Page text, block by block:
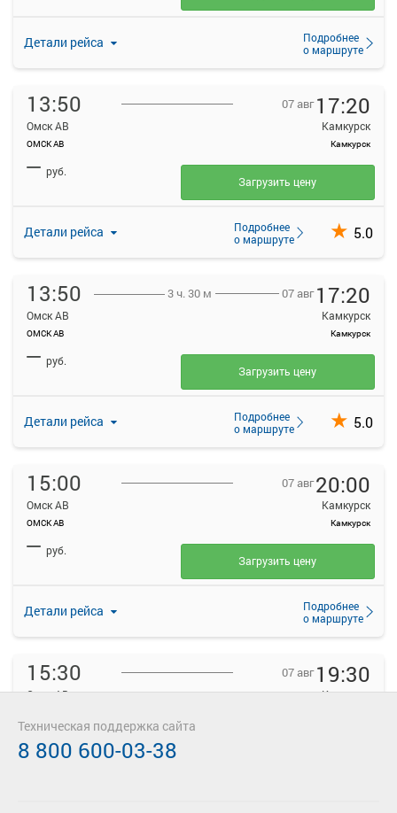
Детали рейса
Подробнее
о маршруте
13:50
Омск АВ
ОМСК АВ
07 авг 17:20
Камкурск
Камкурск
Детали рейса
Подробнее
о маршруте
5.0
— руб.
Загрузить цену
13:50
Омск АВ
ОМСК АВ
3 ч. 30 м 07 авг 17:20
Камкурск
Камкурск
Детали рейса
Подробнее
о маршруте
5.0
— руб.
Загрузить цену
15:00
Омск АВ
ОМСК АВ
07 авг20:00
Камкурск
Камкурск
Детали рейса
Подробнее
о маршруте
— руб.
Загрузить цену
15:30
Омск АВ
07 авг 19:30
Камкурск
—
Техническая поддержка сайта
8 800 600-03-38